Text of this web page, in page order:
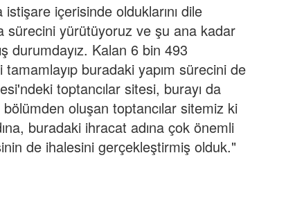
içerisinde olduklarını dile
yürütüyoruz ve şu ana kadar
durumdayız. Kalan 6 bin 493
buradaki yapım sürecini de
toptancılar sitesi, burayı da
bölümden oluşan toptancılar sitemiz ki
buradaki ihracat adına çok önemli
de ihalesini gerçekleştirmiş olduk."